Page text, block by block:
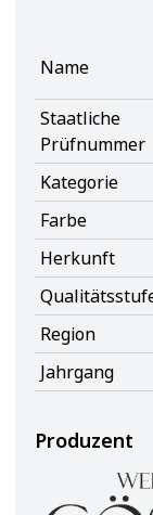
Name
Staatliche
Prüfnummer
Kategorie
Farbe
Herkunft
Region
Jahrgang
Produzent